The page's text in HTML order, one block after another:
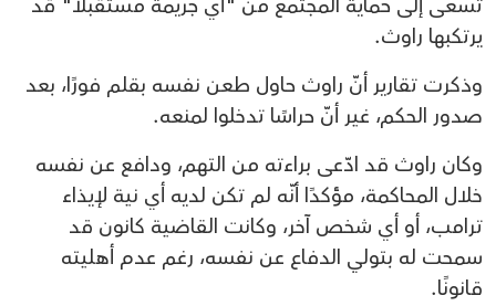
يرتكبها راوث.
وذكرت تقارير أنّ راوث حاول طعن نفسه بقلم فورًا، بعد
صدور الحكم، غير أنّ حراسًا تدخلوا لمنعه.
وكان راوث قد ادّعى براءته من التهم، ودافع عن نفسه
خلال المحاكمة، مؤكدًا أنّه لم تكن لديه أي نية لإيذاء
ترامب، أو أي شخص آخر، وكانت القاضية كانون قد
سمحت له بتولي الدفاع عن نفسه، رغم عدم أهليته
قانونًا.